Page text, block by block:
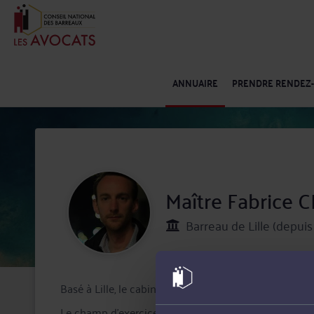
ANNUAIRE PRENDRE
Maître Fabrice
Barreau de Lille
Basé à Lille, le cabinet de Maître Fabrice